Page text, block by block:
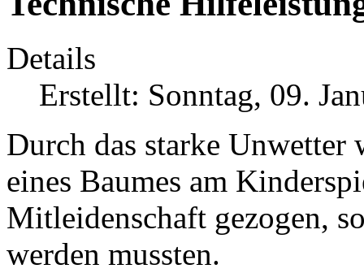
Details
Erstellt: Sonntag, 09.
Durch das starke Unwetter
eines Baumes am
Mitleidenschaft gezogen,
werden mussten.